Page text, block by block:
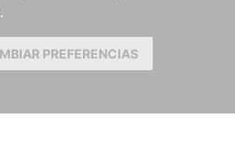
PREFERENCIAS